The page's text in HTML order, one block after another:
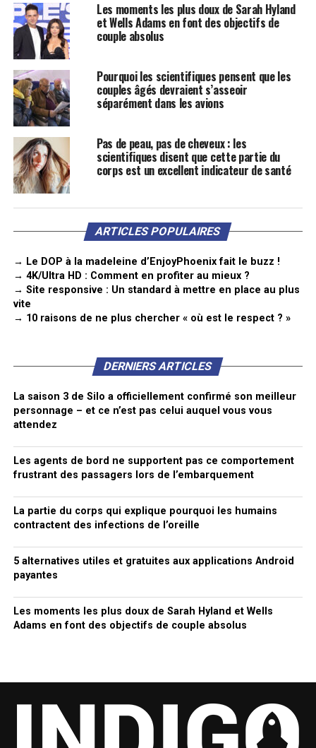
Les moments les plus doux de Sarah Hyland
et Wells Adams en font des objectifs de
couple absolus
Pourquoi les scientifiques pensent que les
couples âgés devraient s’asseoir
séparément dans les avions
Pas de peau, pas de cheveux : les
scientifiques disent que cette partie du
corps est un excellent indicateur de santé
ARTICLES POPULAIRES
→ Le DOP à la madeleine d’EnjoyPhoenix fait le buzz !
→ 4K/Ultra HD : Comment en profiter au mieux ?
→ Site responsive : Un standard à mettre en place au plus
vite
→ 10 raisons de ne plus chercher « où est le respect ? »
DERNIERS ARTICLES
La saison 3 de Silo a officiellement confirmé son meilleur
personnage – et ce n’est pas celui auquel vous vous
attendez
Les agents de bord ne supportent pas ce comportement
frustrant des passagers lors de l’embarquement
La partie du corps qui explique pourquoi les humains
contractent des infections de l’oreille
5 alternatives utiles et gratuites aux applications Android
payantes
Les moments les plus doux de Sarah Hyland et Wells
Adams en font des objectifs de couple absolus